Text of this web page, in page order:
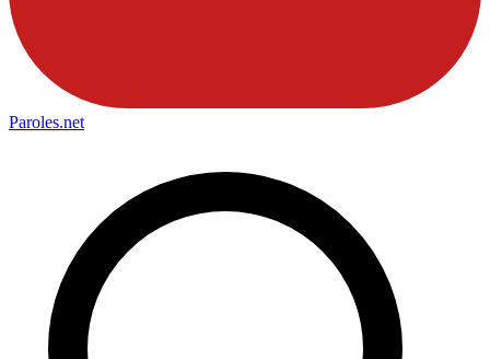
Paroles.net